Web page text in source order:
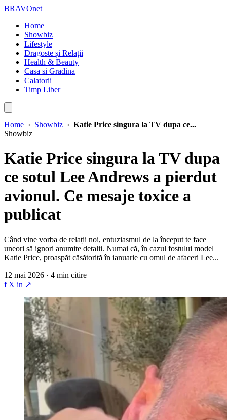
BRAVOnet
Home
Showbiz
Lifestyle
Dragoste și Relații
Health & Beauty
Casa si Gradina
Calatorii
Timp Liber
Home › Showbiz › Katie Price singura la TV dupa ce...
Showbiz
Katie Price singura la TV dupa
ce sotul Lee Andrews a pierdut
avionul. Ce mesaje toxice a
publicat
Când vine vorba de relații noi, entuziasmul de la început te face
uneori să ignori anumite detalii. Numai că, în cazul fostului model
Katie Price, proaspăt căsătorită în ianuarie cu omul de afaceri Lee...
12 mai 2026 · 4 min citire
f X in ↗